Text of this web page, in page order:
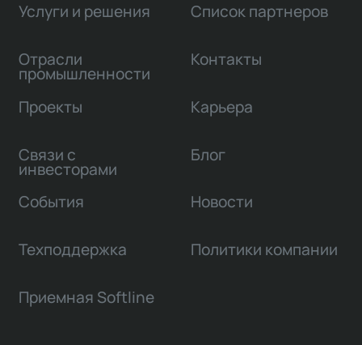
Услуги и решения
Отрасли
промышленности
Проекты
Связи с
инвесторами
Список партнеров
Контакты
Карьера
Блог
События Новости
Техподдержка Политики компании
Приемная Softline